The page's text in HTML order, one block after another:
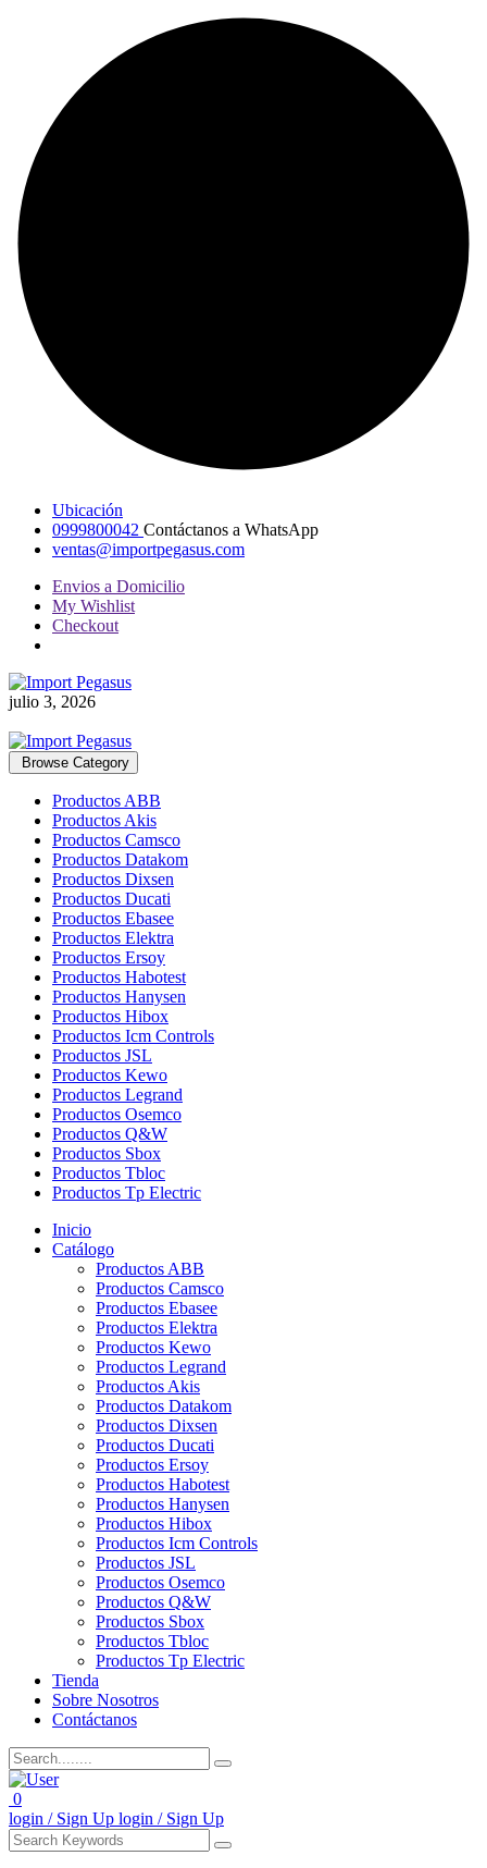
Ubicación
0999800042 Contáctanos a WhatsApp
ventas@importpegasus.com
Envios a Domicilio
My Wishlist
Checkout
julio 3, 2026
Browse Category
Productos ABB
Productos Akis
Productos Camsco
Productos Datakom
Productos Dixsen
Productos Ducati
Productos Ebasee
Productos Elektra
Productos Ersoy
Productos Habotest
Productos Hanysen
Productos Hibox
Productos Icm Controls
Productos JSL
Productos Kewo
Productos Legrand
Productos Osemco
Productos Q&W
Productos Sbox
Productos Tbloc
Productos Tp Electric
Inicio
Catálogo
Productos ABB
Productos Camsco
Productos Ebasee
Productos Elektra
Productos Kewo
Productos Legrand
Productos Akis
Productos Datakom
Productos Dixsen
Productos Ducati
Productos Ersoy
Productos Habotest
Productos Hanysen
Productos Hibox
Productos Icm Controls
Productos JSL
Productos Osemco
Productos Q&W
Productos Sbox
Productos Tbloc
Productos Tp Electric
Tienda
Sobre Nosotros
Contáctanos
0
login / Sign Up login / Sign Up